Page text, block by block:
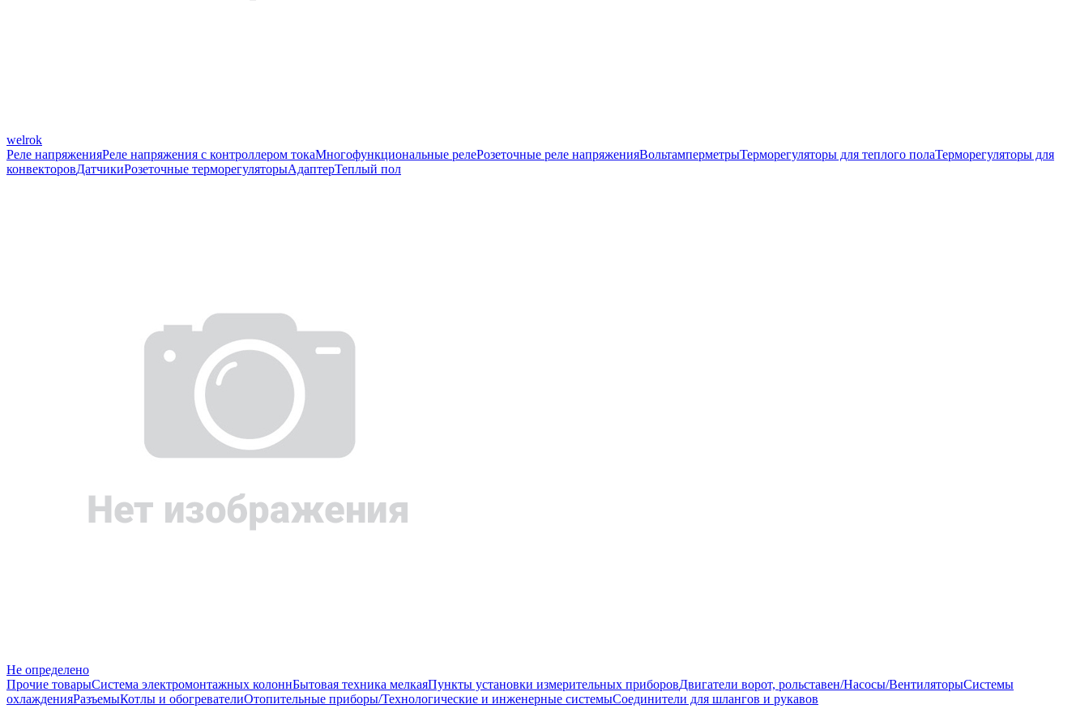
welrok
Реле напряженияРеле напряжения с контроллером токаМногофункциональные релеРозеточные реле напряженияВольтамперметрыТерморегуляторы для теплого полаТерморегуляторы для
конвекторовДатчикиРозеточные терморегуляторыАдаптерТеплый пол
Не определено
Прочие товарыСистема электромонтажных колоннБытовая техника мелкаяПункты установки измерительных приборовДвигатели ворот, рольставен/Насосы/ВентиляторыСистемы
охлажденияРазъемыКотлы и обогревателиОтопительные приборы/Технологические и инженерные системыСоединители для шлангов и рукавов